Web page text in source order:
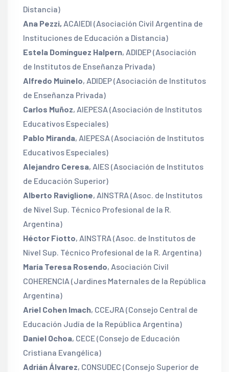
Distancia)
Ana Pezzi, ACAIEDI (Asociación Civil Argentina de
Instituciones de Educación a Distancia)
Estela Domínguez Halpern, ADIDEP (Asociación
de Institutos de Enseñanza Privada)
Alfredo Muinelo, ADIDEP (Asociación de Institutos
de Enseñanza Privada)
Carlos Muñoz, AIEPESA (Asociación de Institutos
Educativos Especiales)
Pablo Miranda, AIEPESA (Asociación de Institutos
Educativos Especiales)
Alejandro Ceresa, AIES (Asociación de Institutos
de Educación Superior)
Alberto Raviglione, AINSTRA (Asoc. de Institutos
de Nivel Sup. Técnico Profesional de la R.
Argentina)
Héctor Fiotto, AINSTRA (Asoc. de Institutos de
Nivel Sup. Técnico Profesional de la R. Argentina)
María Teresa Rosendo, Asociación Civil
COHERENCIA (Jardines Maternales de la República
Argentina)
Ariel Cohen Imach, CCEJRA (Consejo Central de
Educación Judía de la República Argentina)
Daniel Ochoa, CECE (Consejo de Educación
Cristiana Evangélica)
Adrián Álvarez, CONSUDEC (Consejo Superior de